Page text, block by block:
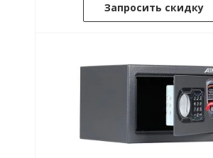
Запросить скидку